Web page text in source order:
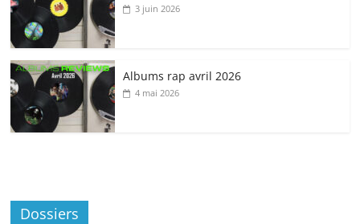
3 juin 2026
Albums rap avril 2026
4 mai 2026
Dossiers